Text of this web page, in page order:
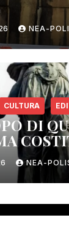
NEA-
CULTURA
DI
GLI
NEA-